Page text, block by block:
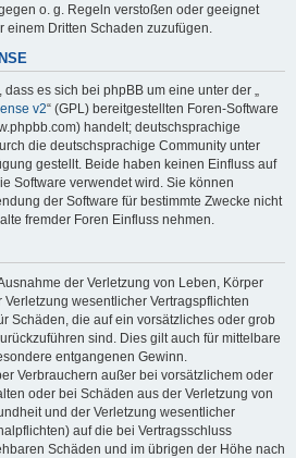
o. g. Regeln verstoßen oder geeignet
einem Dritten Schaden zuzufügen.
dass es sich bei phpBB um eine unter der „
v2“ (GPL) bereitgestellten Foren-Software
handelt; deutschsprachige
die deutschsprachige Community unter
gestellt. Beide haben keinen Einfluss auf
Software verwendet wird. Sie können
der Software für bestimmte Zwecke nicht
fremder Foren Einfluss nehmen.
der Verletzung von Leben, Körper
wesentlicher Vertragspflichten
Schäden, die auf ein vorsätzliches oder grob
sind. Dies gilt auch für mittelbare
entgangenen Gewinn.
Verbrauchern außer bei vorsätzlichem oder
oder bei Schäden aus der Verletzung von
und der Verletzung wesentlicher
auf die bei Vertragsschluss
Schäden und im übrigen der Höhe nach